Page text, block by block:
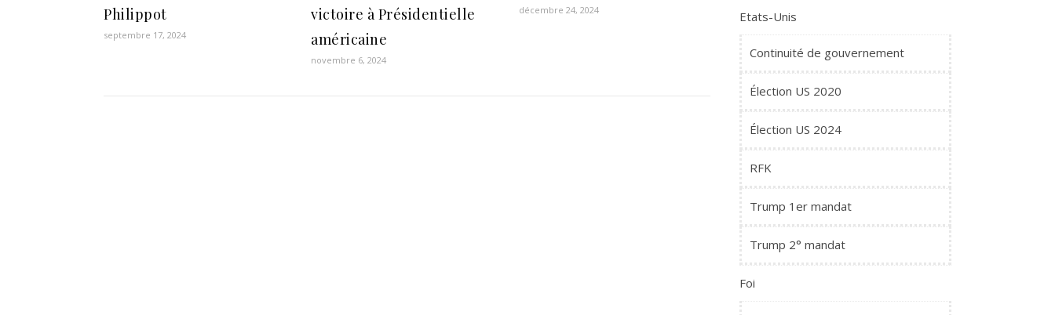
Philippot
septembre 17, 2024
victoire à Présidentielle
américaine
novembre 6, 2024
décembre 24, 2024 Etats-Unis
Continuité de gouvernement
Élection US 2020
Élection US 2024
RFK
Trump 1er mandat
Trump 2° mandat
Foi